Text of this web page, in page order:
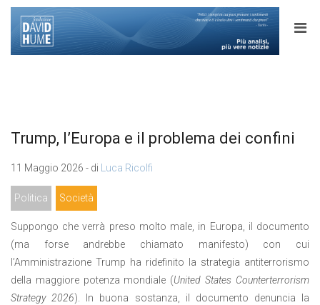
Trump, l’Europa e il problema dei confini
11 Maggio 2026 - di Luca Ricolfi
Politica Società
Suppongo che verrà preso molto male, in Europa, il documento
(ma forse andrebbe chiamato manifesto) con cui
l’Amministrazione Trump ha ridefinito la strategia antiterrorismo
della maggiore potenza mondiale (United States Counterterrorism
Strategy 2026). In buona sostanza, il documento denuncia la